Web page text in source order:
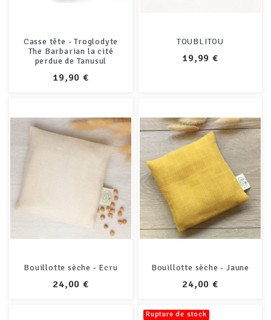
Casse tête - Troglodyte
The Barbarian la cité
perdue de Tanusul
PRIX
19,90 €
TOUBLITOU
PRIX
19,99 €
Bouillotte sèche - Ecru
PRIX
24,00 €
Bouillotte sèche - Jaune
PRIX
24,00 €
Rupture de stock